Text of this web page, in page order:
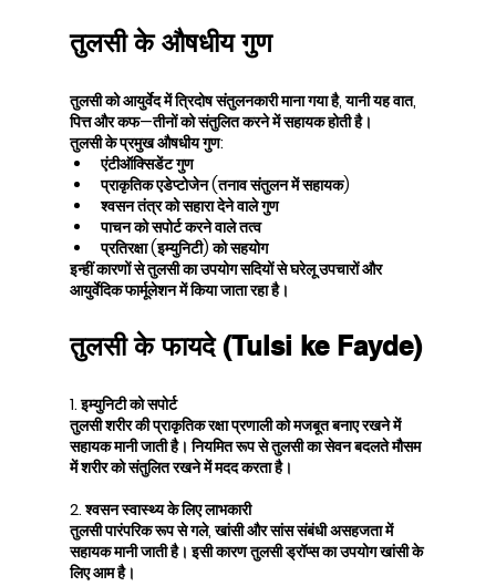
तुलसी के औषधीय गुण
तुलसी को आयुर्वेद में त्रिदोष संतुलनकारी माना गया है, यानी यह वात,
पित्त और कफ—तीनों को संतुलित करने में सहायक होती है।
तुलसी के प्रमुख औषधीय गुण:
एंटीऑक्सिडेंट गुण
प्राकृतिक एडेप्टोजेन (तनाव संतुलन में सहायक)
श्वसन तंत्र को सहारा देने वाले गुण
पाचन को सपोर्ट करने वाले तत्व
प्रतिरक्षा (इम्युनिटी) को सहयोग
इन्हीं कारणों से तुलसी का उपयोग सदियों से घरेलू उपचारों और
आयुर्वेदिक फार्मूलेशन में किया जाता रहा है।
तुलसी के फायदे (Tulsi ke Fayde)
1. इम्युनिटी को सपोर्ट
तुलसी शरीर की प्राकृतिक रक्षा प्रणाली को मजबूत बनाए रखने में
सहायक मानी जाती है। नियमित रूप से तुलसी का सेवन बदलते मौसम
में शरीर को संतुलित रखने में मदद करता है।
2. श्वसन स्वास्थ्य के लिए लाभकारी
तुलसी पारंपरिक रूप से गले, खांसी और सांस संबंधी असहजता में
सहायक मानी जाती है। इसी कारण तुलसी ड्रॉप्स का उपयोग खांसी के
लिए आम है।